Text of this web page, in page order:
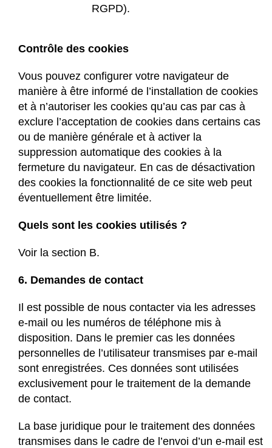
RGPD).
Contrôle des cookies
Vous pouvez configurer votre navigateur de
manière à être informé de l’installation de cookies
et à n’autoriser les cookies qu’au cas par cas à
exclure l’acceptation de cookies dans certains cas
ou de manière générale et à activer la
suppression automatique des cookies à la
fermeture du navigateur. En cas de désactivation
des cookies la fonctionnalité de ce site web peut
éventuellement être limitée.
Quels sont les cookies utilisés ?
Voir la section B.
6. Demandes de contact
Il est possible de nous contacter via les adresses
e-mail ou les numéros de téléphone mis à
disposition. Dans le premier cas les données
personnelles de l’utilisateur transmises par e-mail
sont enregistrées. Ces données sont utilisées
exclusivement pour le traitement de la demande
de contact.
La base juridique pour le traitement des données
transmises dans le cadre de l’envoi d’un e-mail est